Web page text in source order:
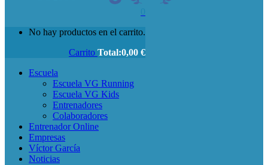
No hay productos en el carrito.
Carrito Total:0,00 €
Escuela
Escuela VG Running
Escuela VG Kids
Entrenadores
Colaboradores
Entrenador Online
Empresas
Víctor García
Noticias